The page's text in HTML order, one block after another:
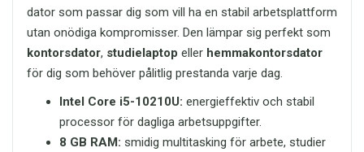
dator som passar dig som vill ha en stabil arbetsplattform
utan onödiga kompromisser. Den lämpar sig perfekt som
kontorsdator, studielaptop eller hemmakontorsdator
för dig som behöver pålitlig prestanda varje dag.
Intel Core i5-10210U: energieffektiv och stabil
processor för dagliga arbetsuppgifter.
8 GB RAM: smidig multitasking för arbete, studier